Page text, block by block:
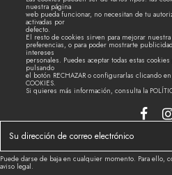
nuestra página
web pueda funcionar, no necesitan de tu
activadas por
defecto.
El resto de cookies sirven para mejorar
preferencias, o para poder mostrarte
intereses
personales. Puedes aceptar todas estas
pulsando
el botón RECHAZAR o configurarlas clicando
COOKIES.
Si quieres más información, consulta la
Puede darse de baja en cualquier momento. Para ello,
aviso legal.